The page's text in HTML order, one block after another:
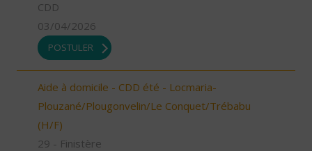
CDD
03/04/2026
POSTULER
Aide à domicile - CDD été - Locmaria-
Plouzané/Plougonvelin/Le Conquet/Trébabu
(H/F)
29 - Finistère